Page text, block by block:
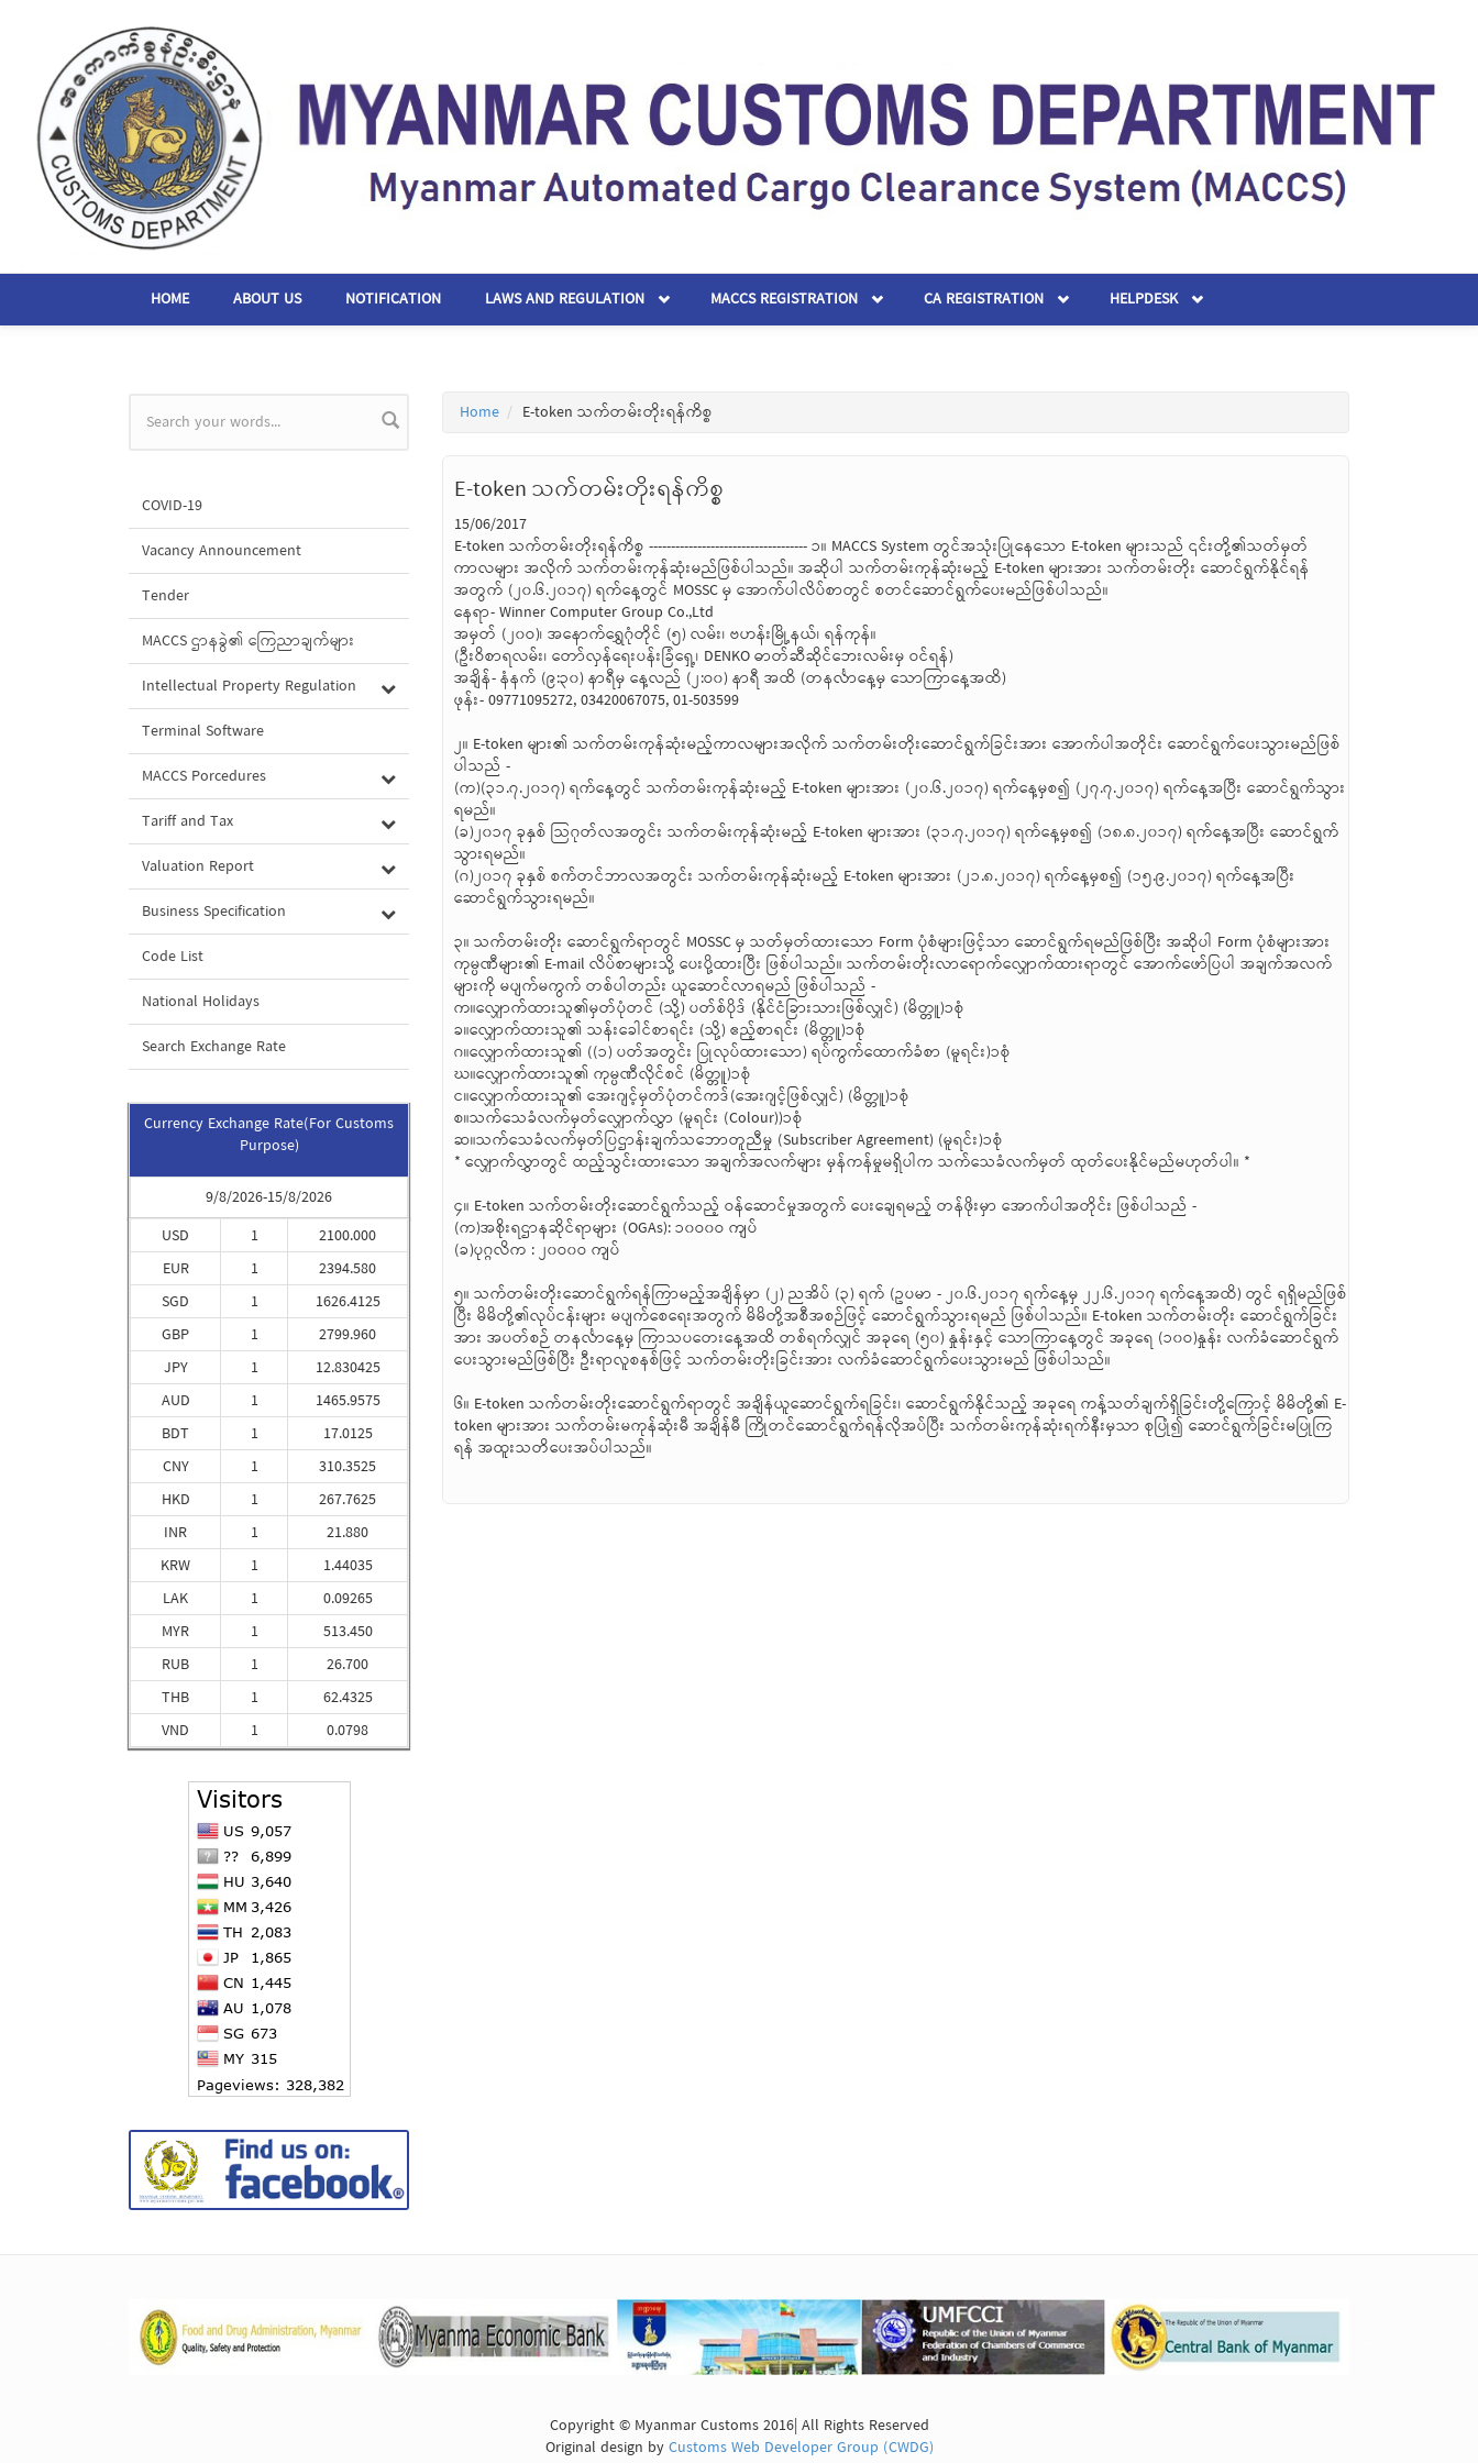
HOME ABOUT US NOTIFICATION LAWS AND REGULATION MACCS REGISTRATION CA REGISTRATION HELPDESK
Search form
COVID-19
Vacancy Announcement
Tender
MACCS ဌာနခွဲ၏ ကြေညာချက်များ
Intellectual Property Regulation
Terminal Software
MACCS Porcedures
Tariff and Tax
Valuation Report
Business Specification
Code List
National Holidays
Search Exchange Rate
Currency Exchange Rate(For Customs
Purpose)
9/8/2026-15/8/2026
USD
EUR
SGD
GBP
JPY
AUD
BDT
CNY
HKD
INR
KRW
LAK
MYR
RUB
THB
VND
1
1
1
1
1
1
1
1
1
1
1
1
1
1
1
1
2100.000
2394.580
1626.4125
2799.960
12.830425
1465.9575
17.0125
310.3525
267.7625
21.880
1.44035
0.09265
513.450
26.700
62.4325
0.0798
Home E-token သက်တမ်းတိုးရန်ကိစ္စ
E-token သက်တမ်းတိုးရန်ကိစ္စ
15/06/2017
E-token သက်တမ်းတိုးရန်ကိစ္စ ------------------------------------ ၁။ MACCS System တွင်အသုံးပြုနေသော E-token များသည် ၎င်းတို့၏သတ်မှတ်
ကာလများ အလိုက် သက်တမ်းကုန်ဆုံးမည်ဖြစ်ပါသည်။ အဆိုပါ သက်တမ်းကုန်ဆုံးမည့် E-token များအား သက်တမ်းတိုး ဆောင်ရွက်နိုင်ရန်
အတွက် (၂၀.၆.၂၀၁၇) ရက်နေ့တွင် MOSSC မှ အောက်ပါလိပ်စာတွင် စတင်ဆောင်ရွက်ပေးမည်ဖြစ်ပါသည်။
နေရာ- Winner Computer Group Co.,Ltd
အမှတ် (၂၀ဝ)၊ အနောက်ရွှေဂုံတိုင် (၅) လမ်း၊ ဗဟန်းမြို့နယ်၊ ရန်ကုန်။
(ဦးဝိစာရလမ်း၊ တော်လှန်ရေးပန်းခြံရှေ့၊ DENKO ဓာတ်ဆီဆိုင်ဘေးလမ်းမှ ဝင်ရန်)
အချိန်- နံနက် (၉:၃၀) နာရီမှ နေ့လည် (၂:ဝ၀) နာရီ အထိ (တနင်္လာနေ့မှ သောကြာနေ့အထိ)
ဖုန်း- 09771095272, 03420067075, 01-503599
၂။ E-token များ၏ သက်တမ်းကုန်ဆုံးမည့်ကာလများအလိုက် သက်တမ်းတိုးဆောင်ရွက်ခြင်းအား အောက်ပါအတိုင်း ဆောင်ရွက်ပေးသွားမည်ဖြစ်
ပါသည် -
(က)(၃၁.၇.၂၀၁၇) ရက်နေ့တွင် သက်တမ်းကုန်ဆုံးမည့် E-token များအား (၂၀.၆.၂၀၁၇) ရက်နေ့မှစ၍ (၂၇.၇.၂၀၁၇) ရက်နေ့အပြီး ဆောင်ရွက်သွား
ရမည်။
(ခ)၂၀၁၇ ခုနှစ် သြဂုတ်လအတွင်း သက်တမ်းကုန်ဆုံးမည့် E-token များအား (၃၁.၇.၂၀၁၇) ရက်နေ့မှစ၍ (၁၈.၈.၂၀၁၇) ရက်နေ့အပြီး ဆောင်ရွက်
သွားရမည်။
(ဂ)၂၀၁၇ ခုနှစ် စက်တင်ဘာလအတွင်း သက်တမ်းကုန်ဆုံးမည့် E-token များအား (၂၁.၈.၂၀၁၇) ရက်နေ့မှစ၍ (၁၅.၉.၂၀၁၇) ရက်နေ့အပြီး
ဆောင်ရွက်သွားရမည်။
၃။ သက်တမ်းတိုး ဆောင်ရွက်ရာတွင် MOSSC မှ သတ်မှတ်ထားသော Form ပုံစံများဖြင့်သာ ဆောင်ရွက်ရမည်ဖြစ်ပြီး အဆိုပါ Form ပုံစံများအား
ကုမ္ပဏီများ၏ E-mail လိပ်စာများသို့ ပေးပို့ထားပြီး ဖြစ်ပါသည်။ သက်တမ်းတိုးလာရောက်လျှောက်ထားရာတွင် အောက်ဖော်ပြပါ အချက်အလက်
များကို မပျက်မကွက် တစ်ပါတည်း ယူဆောင်လာရမည် ဖြစ်ပါသည် -
က။လျှောက်ထားသူ၏မှတ်ပုံတင် (သို့) ပတ်စ်ပိုဒ် (နိုင်ငံခြားသားဖြစ်လျှင်) (မိတ္တူ)၁စုံ
ခ။လျှောက်ထားသူ၏ သန်းခေါင်စာရင်း (သို့) ဧည့်စာရင်း (မိတ္တူ)၁စုံ
ဂ။လျှောက်ထားသူ၏ ((၁) ပတ်အတွင်း ပြုလုပ်ထားသော) ရပ်ကွက်ထောက်ခံစာ (မူရင်း)၁စုံ
ဃ။လျှောက်ထားသူ၏ ကုမ္ပဏီလိုင်စင် (မိတ္တူ)၁စုံ
င။လျှောက်ထားသူ၏ အေးဂျင့်မှတ်ပုံတင်ကဒ်(အေးဂျင့်ဖြစ်လျှင်) (မိတ္တူ)၁စုံ
စ။သက်သေခံလက်မှတ်လျှောက်လွှာ (မူရင်း (Colour))၁စုံ
ဆ။သက်သေခံလက်မှတ်ပြဌာန်းချက်သဘောတူညီမှု (Subscriber Agreement) (မူရင်း)၁စုံ
* လျှောက်လွှာတွင် ထည့်သွင်းထားသော အချက်အလက်များ မှန်ကန်မှုမရှိပါက သက်သေခံလက်မှတ် ထုတ်ပေးနိုင်မည်မဟုတ်ပါ။ *
၄။ E-token သက်တမ်းတိုးဆောင်ရွက်သည့် ဝန်ဆောင်မှုအတွက် ပေးချေရမည့် တန်ဖိုးမှာ အောက်ပါအတိုင်း ဖြစ်ပါသည် -
(က)အစိုးရဌာနဆိုင်ရာများ (OGAs): ၁၀ဝ၀ဝ ကျပ်
(ခ)ပုဂ္ဂလိက : ၂၀ဝ၀ဝ ကျပ်
၅။ သက်တမ်းတိုးဆောင်ရွက်ရန်ကြာမည့်အချိန်မှာ (၂) ညအိပ် (၃) ရက် (ဥပမာ - ၂၀.၆.၂၀၁၇ ရက်နေ့မှ ၂၂.၆.၂၀၁၇ ရက်နေ့အထိ) တွင် ရရှိမည်ဖြစ်
ပြီး မိမိတို့၏လုပ်ငန်းများ မပျက်စေရေးအတွက် မိမိတို့အစီအစဉ်ဖြင့် ဆောင်ရွက်သွားရမည် ဖြစ်ပါသည်။ E-token သက်တမ်းတိုး ဆောင်ရွက်ခြင်း
အား အပတ်စဉ် တနင်္လာနေ့မှ ကြာသပတေးနေ့အထိ တစ်ရက်လျှင် အခုရေ (၅၀) နှုန်းနှင့် သောကြာနေ့တွင် အခုရေ (၁၀ဝ)နှုန်း လက်ခံဆောင်ရွက်
ပေးသွားမည်ဖြစ်ပြီး ဦးရာလူစနစ်ဖြင့် သက်တမ်းတိုးခြင်းအား လက်ခံဆောင်ရွက်ပေးသွားမည် ဖြစ်ပါသည်။
၆။ E-token သက်တမ်းတိုးဆောင်ရွက်ရာတွင် အချိန်ယူဆောင်ရွက်ရခြင်း၊ ဆောင်ရွက်နိုင်သည့် အခုရေ ကန့်သတ်ချက်ရှိခြင်းတို့ကြောင့် မိမိတို့၏ E-
token များအား သက်တမ်းမကုန်ဆုံးမီ အချိန်မီ ကြိုတင်ဆောင်ရွက်ရန်လိုအပ်ပြီး သက်တမ်းကုန်ဆုံးရက်နီးမှသာ စုပြုံ၍ ဆောင်ရွက်ခြင်းမပြုကြ
ရန် အထူးသတိပေးအပ်ပါသည်။
Copyright © Myanmar Customs 2016| All Rights Reserved
Original design byCustoms Web Developer Group (CWDG)